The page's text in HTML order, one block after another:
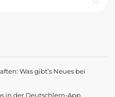
Was gibt’s Neues bei
in der Deutschlern-App